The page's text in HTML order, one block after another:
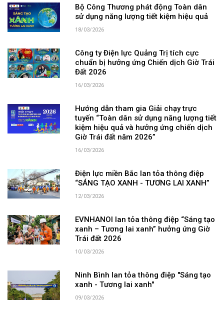
Bộ Công Thương phát động Toàn dân
sử dụng năng lượng tiết kiệm hiệu quả
18/03/2026
Công ty Điện lực Quảng Trị tích cực
chuẩn bị hưởng ứng Chiến dịch Giờ Trái
Đất 2026
16/03/2026
Hướng dẫn tham gia Giải chạy trực
tuyến “Toàn dân sử dụng năng lượng tiết
kiệm hiệu quả và hưởng ứng chiến dịch
Giờ Trái đất năm 2026”
16/03/2026
Điện lực miền Bắc lan tỏa thông điệp
“SÁNG TẠO XANH - TƯƠNG LAI XANH”
12/03/2026
EVNHANOI lan tỏa thông điệp “Sáng tạo
xanh – Tương lai xanh” hưởng ứng Giờ
Trái đất 2026
10/03/2026
Ninh Bình lan tỏa thông điệp "Sáng tạo
xanh - Tương lai xanh"
09/03/2026